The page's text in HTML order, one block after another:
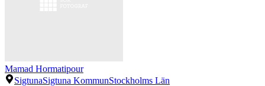
Mamad Hormatipour
SigtunaSigtuna KommunStockholms Län